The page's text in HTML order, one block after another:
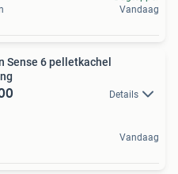
Vandaag
Sense 6 pelletkachel
Details
Vandaag